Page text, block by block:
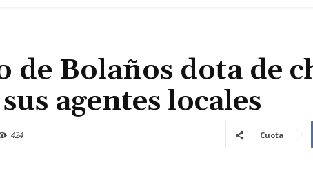
Bolaños dota de
agentes locales
424 Cuota